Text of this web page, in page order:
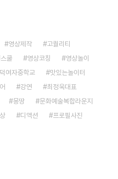
영상제작
고퀄리티
쿨 영상코칭
영상놀이
여자중학교
맛있는놀이터
강연
최정욱대표
몽땅
문화예술복합라운지
디액션
프로필사진